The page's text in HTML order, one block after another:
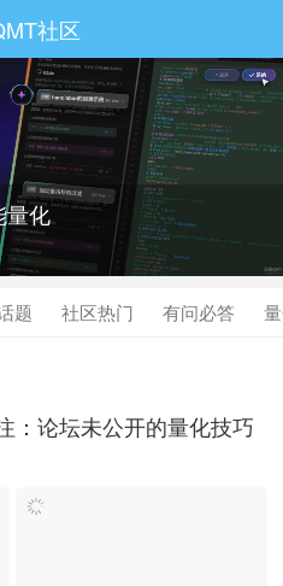
社区
量化
题 社区热门 有问必答
：论坛未公开的量化技巧